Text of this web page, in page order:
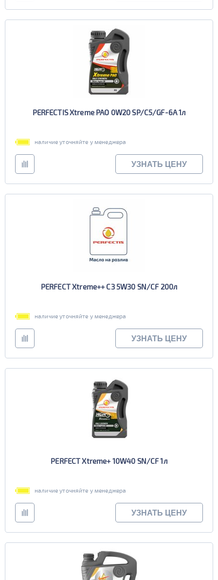
PERFECTIS Xtreme PAO 0W20 SP/C5/GF-6A 1л
наличие уточняйте у менеджера
УЗНАТЬ ЦЕНУ
PERFECT Xtreme++ C3 5W30 SN/CF 200л
наличие уточняйте у менеджера
УЗНАТЬ ЦЕНУ
PERFECT Xtreme+ 10W40 SN/CF 1л
наличие уточняйте у менеджера
УЗНАТЬ ЦЕНУ